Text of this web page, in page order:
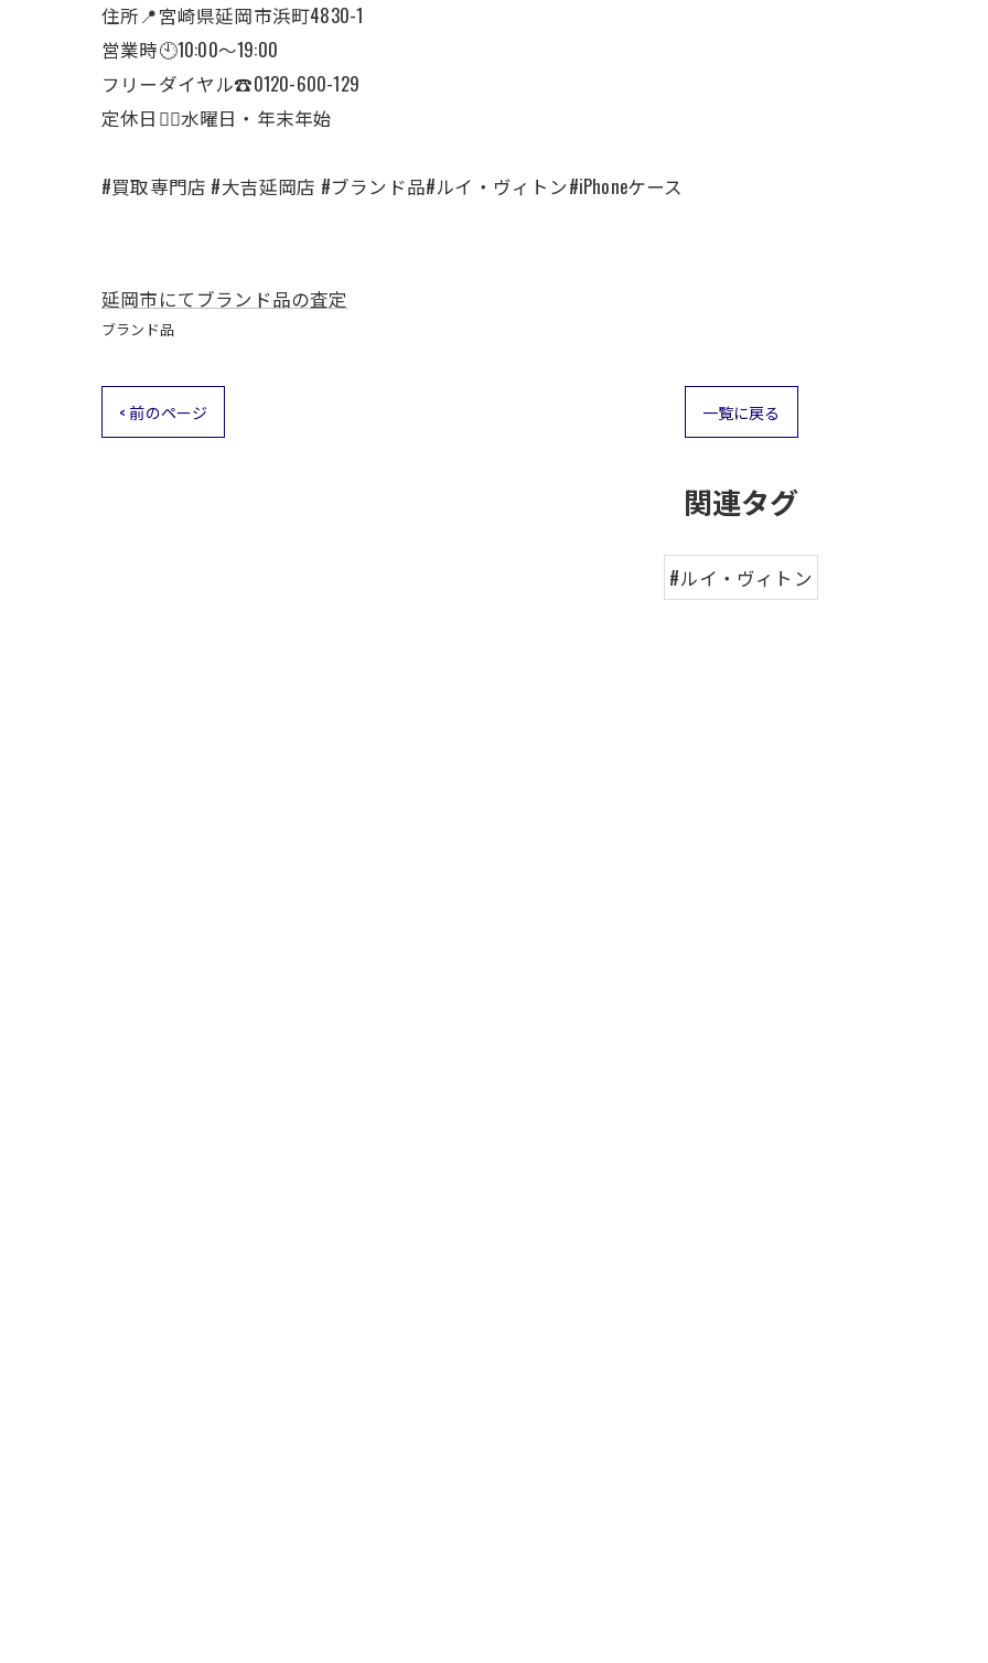
住所📍宮崎県延岡市浜町4830-1
営業時🕙10:00～19:00
フリーダイヤル☎️0120-600-129
定休日🙇‍♂️水曜日・年末年始
#買取専門店 #大吉延岡店 #ブランド品#ルイ・ヴィトン#iPhoneケース
延岡市にてブランド品の査定
ブランド品
< 前のページ 一覧に戻る
関連タグ
#ルイ・ヴィトン